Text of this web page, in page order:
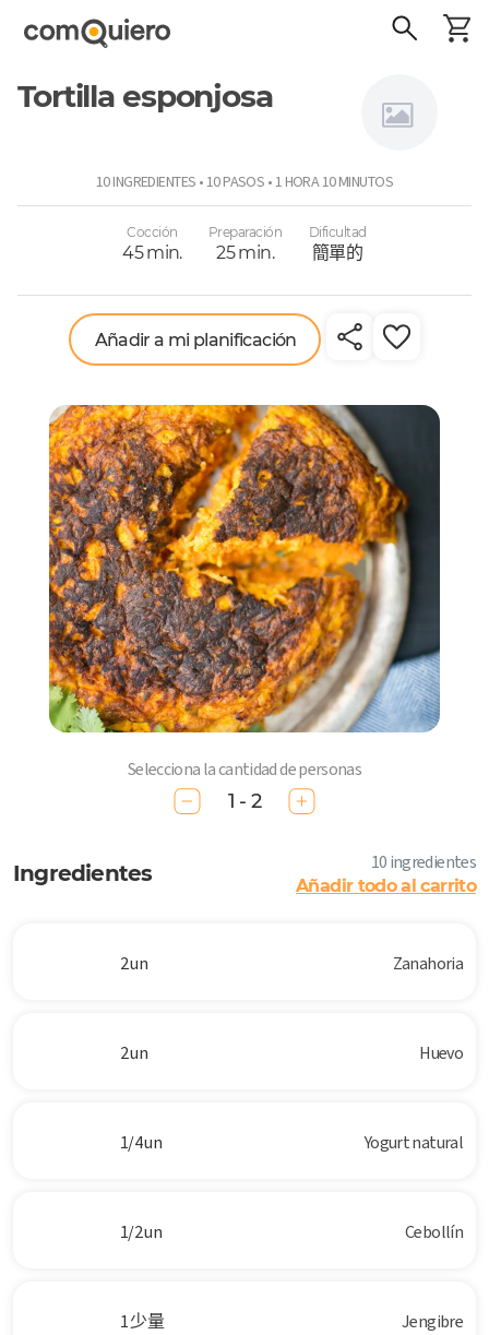
Tortilla esponjosa
10 INGREDIENTES • 10 PASOS • 1 HORA 10 MINUTOS
Cocción
45 min.
Preparación
25 min.
Dificultad
簡單的
Añadir a mi planificación
Selecciona la cantidad de personas
1 - 2
Ingredientes 10 ingredientes
Añadir todo al carrito
2 un Zanahoria
2 un Huevo
1/4 un Yogurt natural
1/2 un Cebollín
1 少量 Jengibre